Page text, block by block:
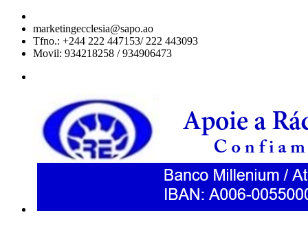
marketingecclesia@sapo.ao
Tfno.: +244 222 447153/ 222 443093
Movil: 934218258 / 934906473